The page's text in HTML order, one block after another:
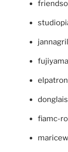
fiamc-